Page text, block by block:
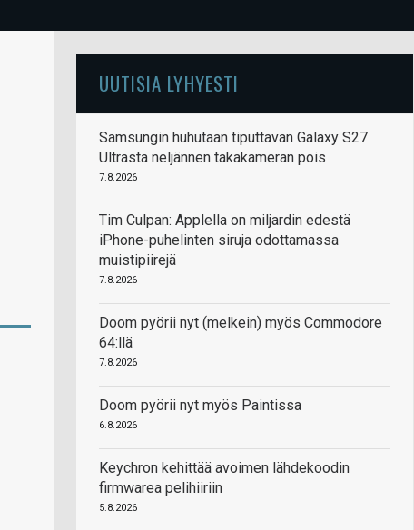
UUTISIA LYHYESTI
Samsungin huhutaan tiputtavan Galaxy S27
Ultrasta neljännen takakameran pois
7.8.2026
Tim Culpan: Applella on miljardin edestä
iPhone-puhelinten siruja odottamassa
muistipiirejä
7.8.2026
Doom pyörii nyt (melkein) myös Commodore
64:llä
7.8.2026
Doom pyörii nyt myös Paintissa
6.8.2026
Keychron kehittää avoimen lähdekoodin
firmwarea pelihiiriin
5.8.2026